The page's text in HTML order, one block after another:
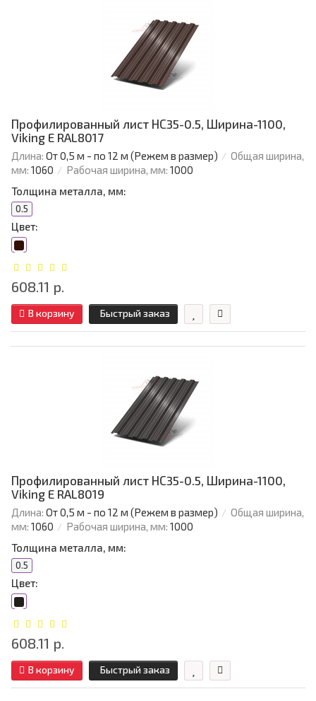
Профилированный лист НС35-0.5, Ширина-1100,
Viking E RAL8017
Длина: От 0,5 м - по 12 м (Режем в размер)
Общая ширина,
мм: 1060 Рабочая ширина, мм: 1000
Толщина металла, мм:
0.5
Цвет:
608.11 р.
В корзину Быстрый заказ
Профилированный лист НС35-0.5, Ширина-1100,
Viking E RAL8019
Длина: От 0,5 м - по 12 м (Режем в размер)
Общая ширина,
мм: 1060 Рабочая ширина, мм: 1000
Толщина металла, мм:
0.5
Цвет:
608.11 р.
В корзину Быстрый заказ